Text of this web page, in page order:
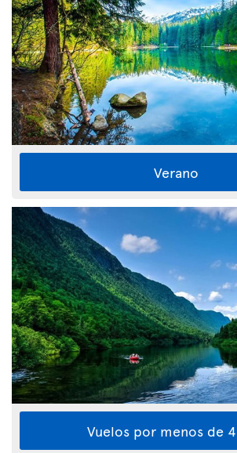
Verano
Vuelos por menos de